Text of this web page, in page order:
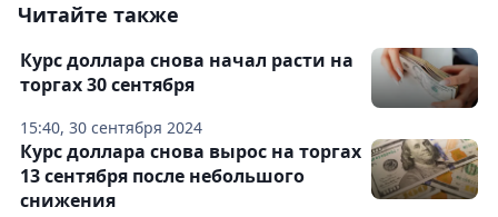
Читайте также
15:40, 30 сентября 2024
Курс доллара снова начал расти на
торгах 30 сентября
Курс доллара снова вырос на торгах
13 сентября после небольшого
снижения